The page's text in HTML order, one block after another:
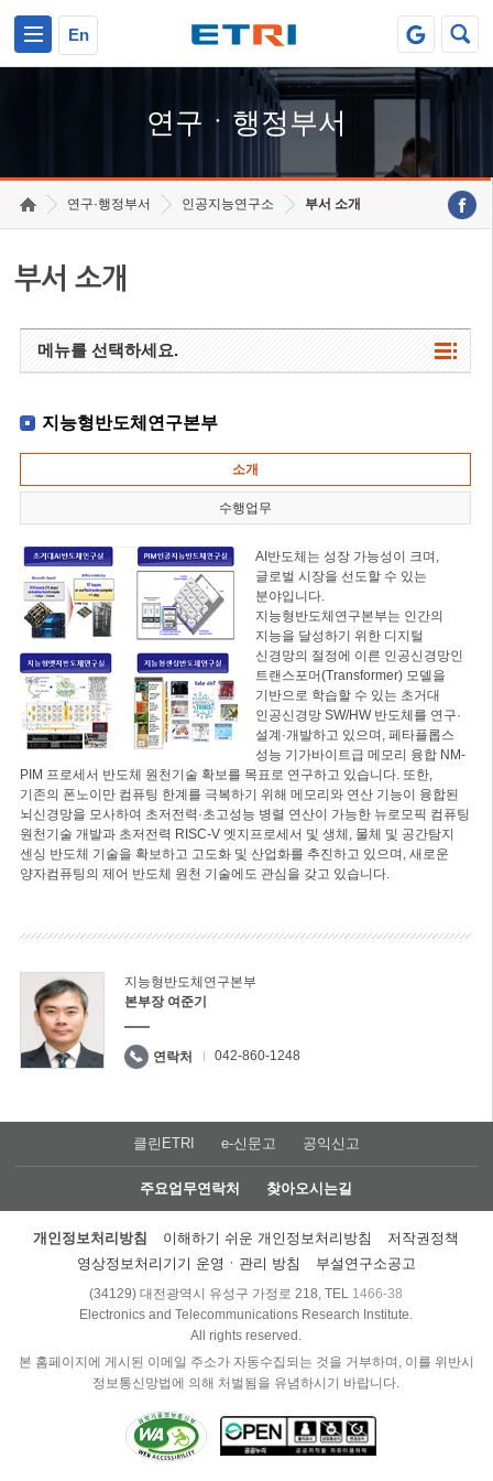
En
연구ㆍ행정부서
연구·행정부서 인공지능연구소 부서 소개
부서 소개
메뉴를 선택하세요.
지능형반도체연구본부
소개
수행업무
AI반도체는 성장 가능성이 크며,
글로벌 시장을 선도할 수 있는
분야입니다.
지능형반도체연구본부는 인간의
지능을 달성하기 위한 디지털
신경망의 절정에 이른 인공신경망인
트랜스포머(Transformer) 모델을
기반으로 학습할 수 있는 초거대
인공신경망 SW/HW 반도체를 연구·
설계·개발하고 있으며, 페타플롭스
성능 기가바이트급 메모리 융합 NM-
PIM 프로세서 반도체 원천기술 확보를 목표로 연구하고 있습니다. 또한,
기존의 폰노이만 컴퓨팅 한계를 극복하기 위해 메모리와 연산 기능이 융합된
뇌신경망을 모사하여 초저전력·초고성능 병렬 연산이 가능한 뉴로모픽 컴퓨팅
원천기술 개발과 초저전력 RISC-V 엣지프로세서 및 생체, 물체 및 공간탐지
센싱 반도체 기술을 확보하고 고도화 및 산업화를 추진하고 있으며, 새로운
양자컴퓨팅의 제어 반도체 원천 기술에도 관심을 갖고 있습니다.
지능형반도체연구본부
본부장 여준기
연락처 042-860-1248
클린ETRI e-신문고 공익신고
주요업무연락처 찾아오시는길
개인정보처리방침 이해하기 쉬운 개인정보처리방침
저작권정책
영상정보처리기기 운영ㆍ관리 방침
부설연구소공고
(34129) 대전광역시 유성구 가정로 218, TEL 1466-38
Electronics and Telecommunications Research Institute.
All rights reserved.
본 홈페이지에 게시된 이메일 주소가 자동수집되는 것을 거부하며, 이를 위반시
정보통신망법에 의해 처벌됨을 유념하시기 바랍니다.